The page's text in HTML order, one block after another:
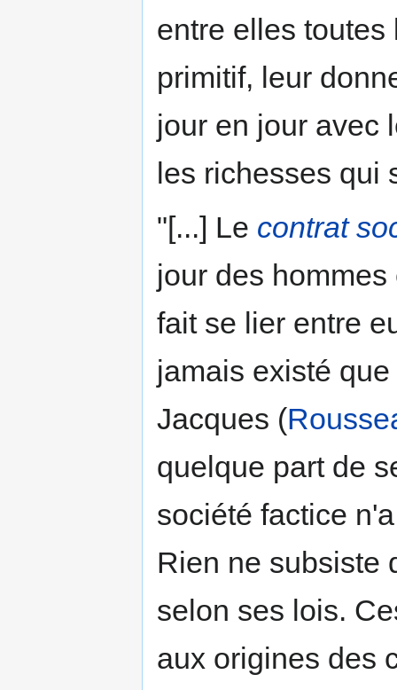
entre elles
primitif, leur
jour en jour avec
les richesses qui
"[...] Le contrat
jour des
fait se lier entre
jamais existé
Jacques (
quelque part de
société factice
Rien ne subsiste
selon ses lois.
aux origines des